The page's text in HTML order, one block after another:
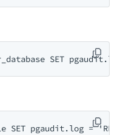
SET
SET pgaudit.log = '